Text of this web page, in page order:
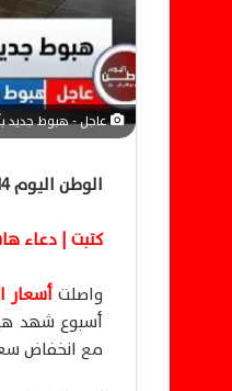
عاجل - هبوط جديد بأسعار
الوطن اليوم 14 يونيو 2026 – الذهب
كتبت | دعاء
واصلتأسعار
أسبوع شهد
مع انخفاض سعر